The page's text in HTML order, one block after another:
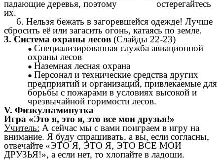
падающие деревья, поэтому остерегайтесь
их.
6. Нельзя бежать в загоревшейся одежде! Лучше
сбросить её или загасить огонь, катаясь по земле.
3. Система охраны лесов (Слайды 22-23)
Специализированная служба авиационной
охраны лесов
Наземная лесная охрана
Персонал и технические средства других
предприятий и организаций, привлекаемые для
борьбы с пожарами в условиях высокой и
чрезвычайной горимости лесов.
V. Физкультминутка
Игра «Это я, это я, это все мои друзья!»
Учитель: А сейчас мы с вами поиграем в игру на
внимание. Я буду спрашивать, а вы, если согласны,
отвечайте «ЭТО Я, ЭТО Я, ЭТО ВСЕ МОИ
ДРУЗЬЯ!», а если нет, то хлопайте в ладоши.